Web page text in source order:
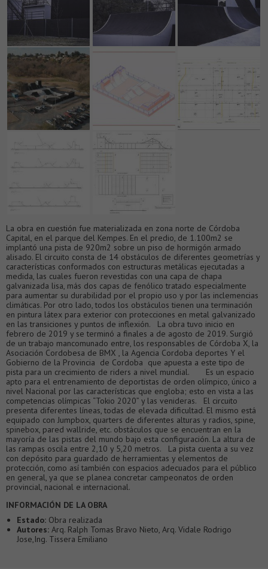
La obra en cuestión fue materializada en zona norte de Córdoba
Capital, en el parque del Kempes. En el predio, de 1.100m2 se
implantó una pista de 920m2 sobre un piso de hormigón armado
alisado. El circuito consta de 14 obstáculos de diferentes geometrías y
características conformados con estructuras metálicas ejecutadas a
medida, las cuales fueron revestidas con una capa de chapa
galvanizada lisa, más dos capas de fenólico tratado especialmente
para aumentar su durabilidad por el propio uso y por las inclemencias
climáticas. Por otro lado, todos los obstáculos tienen una terminación
en pintura látex para exterior con protecciones en metal galvanizado
en las transiciones y puntos de inflexión. La obra tuvo inicio en
febrero de 2019 y se terminó a finales a de agosto de 2019. Surgió
de un trabajo mancomunado entre, los responsables de Córdoba X, la
Asociación Cordobesa de BMX , la Agencia Cordoba deportes Y el
Gobierno de la Provincia de Cordoba que apuesta a este tipo de
pista para un crecimiento de riders a nivel mundial. Es un espacio
apto para el entrenamiento de deportistas de orden olímpico, único a
nivel Nacional por las características que engloba; esto en vista a las
competencias olímpicas “Tokio 2020” y las venideras. El circuito
presenta diferentes líneas, todas de elevada dificultad. El mismo está
equipado con Jumpbox, quarters de diferentes alturas y radios, spine,
spinebox, pared wallride, etc. obstáculos que se encuentran en la
mayoría de las pistas del mundo bajo esta configuración. La altura de
las rampas oscila entre 2,10 y 5,20 metros. La pista cuenta a su vez
con depósito para guardado de herramientas y elementos de
protección, como así también con espacios adecuados para el público
en general, ya que se planea concretar campeonatos de orden
provincial, nacional e internacional.
INFORMACIÓN DE LA OBRA
Estado: Obra realizada
Autores: Arq. Ralph Tomas Bravo Nieto, Arq. Vidale Rodrigo
Jose,Ing. Tissera Emiliano